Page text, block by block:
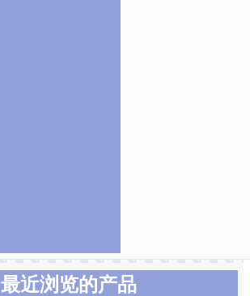
最近浏览的产品